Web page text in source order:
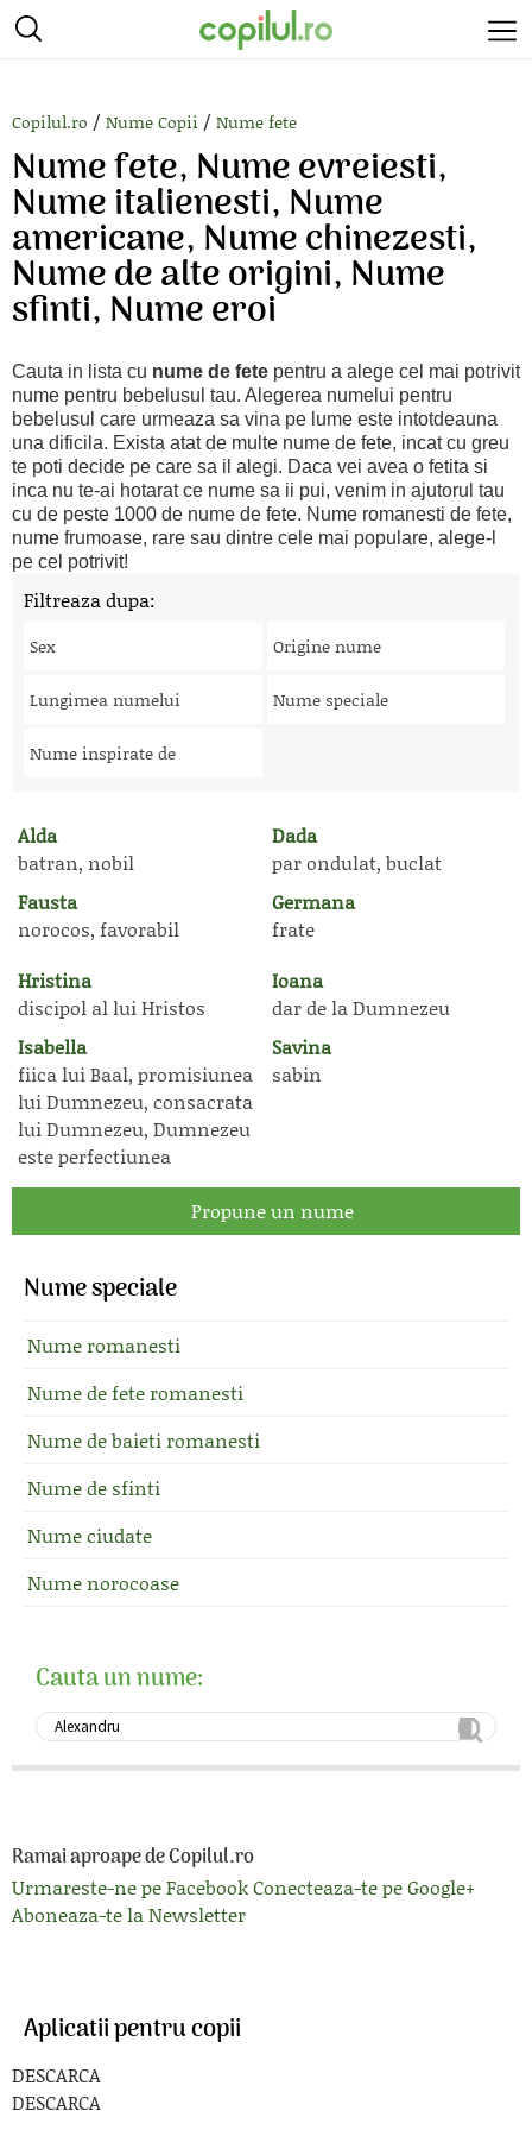
Copilul.ro / Nume Copii / Nume fete
Nume fete, Nume evreiesti,
Nume italienesti, Nume
americane, Nume chinezesti,
Nume de alte origini, Nume
sfinti, Nume eroi
Cauta in lista cu nume de fete pentru a alege cel mai potrivit
nume pentru bebelusul tau. Alegerea numelui pentru
bebelusul care urmeaza sa vina pe lume este intotdeauna
una dificila. Exista atat de multe nume de fete, incat cu greu
te poti decide pe care sa il alegi. Daca vei avea o fetita si
inca nu te-ai hotarat ce nume sa ii pui, venim in ajutorul tau
cu de peste 1000 de nume de fete. Nume romanesti de fete,
nume frumoase, rare sau dintre cele mai populare, alege-l
pe cel potrivit!
Filtreaza dupa:
Sex Origine nume
Lungimea numelui Nume speciale
Nume inspirate de
Alda
batran, nobil
Dada
par ondulat, buclat
Fausta
norocos, favorabil
Germana
frate
Hristina
discipol al lui Hristos
Ioana
dar de la Dumnezeu
Isabella
fiica lui Baal, promisiunea
lui Dumnezeu, consacrata
lui Dumnezeu, Dumnezeu
este perfectiunea
Savina
sabin
Propune un nume
Nume speciale
Nume romanesti
Nume de fete romanesti
Nume de baieti romanesti
Nume de sfinti
Nume ciudate
Nume norocoase
Cauta un nume:
Ramai aproape de Copilul.ro
Urmareste-ne pe FacebookConecteaza-te pe Google+
Aboneaza-te la Newsletter
Aplicatii pentru copii
DESCARCA
DESCARCA